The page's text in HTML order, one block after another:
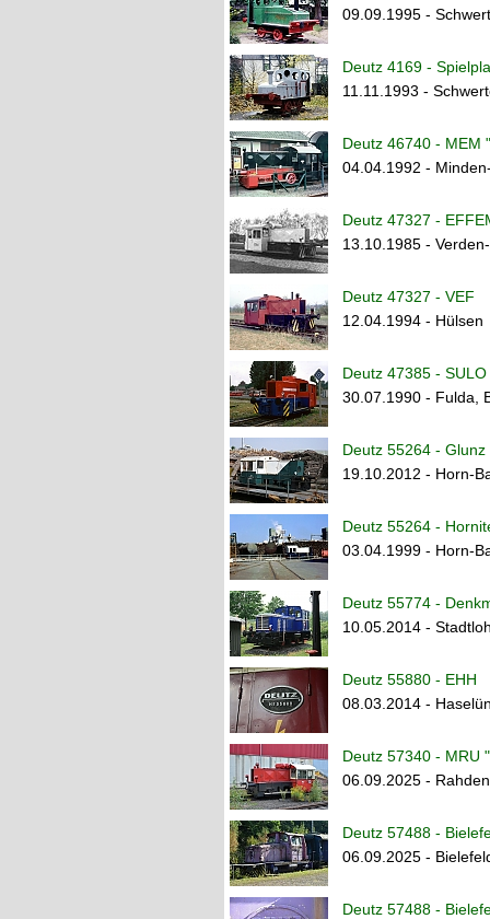
09.09.1995 -
Deutz 4169 -
11.11.1993 -
Deutz 46740 - MEM
04.04.1992 -
Deutz 47327 -
13.10.1985 -
Deutz 47327 - VEF
12.04.1994 - Hülsen
Deutz 47385 - SULO
30.07.1990 - Fulda,
Deutz 55264 - Glunz
19.10.2012 - Horn-
Deutz 55264 -
03.04.1999 - Horn-
Deutz 55774 -
10.05.2014 -
Deutz 55880 - EHH
08.03.2014 -
Deutz 57340 - MRU
06.09.2025 - Rahden
Deutz 57488 -
06.09.2025 -
Deutz 57488 -